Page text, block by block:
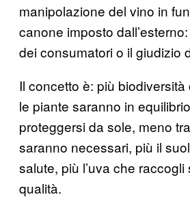
manipolazione del vino in
canone imposto
dei consumatori o il giudizio
Il concetto è: più biodiversità
le piante saranno in
proteggersi da sole, meno
saranno necessari, più il
salute, più l’uva che
qualità.